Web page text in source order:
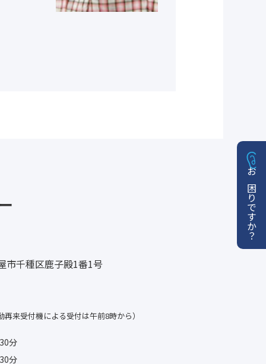
市千種区鹿子殿1番1号
来受付機による受付は午前8時から）
分
分
お困りですか？